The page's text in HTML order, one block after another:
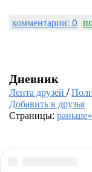
комментарии: 0
Дневник
Лента друзей /
Добавить в друзья
Страницы: раньше»